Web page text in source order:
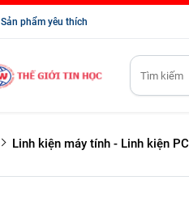
Sản phẩm yêu thích
Linh kiện máy tính - Linh kiện PC